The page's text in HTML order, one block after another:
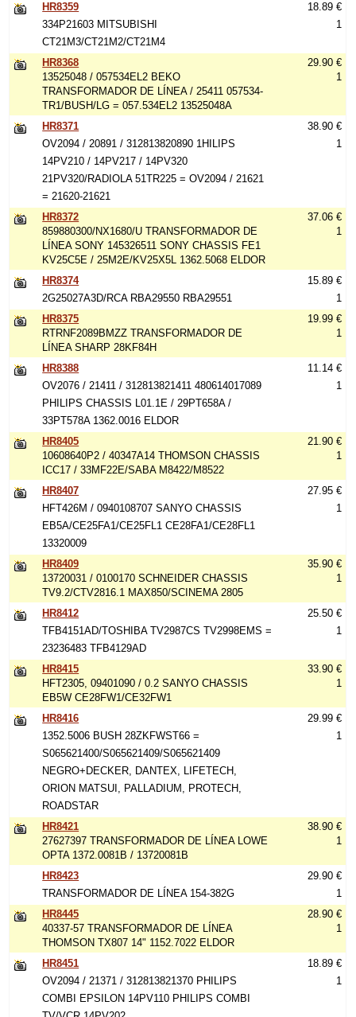
HR8359
334P21603 MITSUBISHI
CT21M3/CT21M2/CT21M4
18.89 €
1
HR8368
13525048 / 057534EL2 BEKO
TRANSFORMADOR DE LÍNEA / 25411 057534-
TR1/BUSH/LG = 057.534EL2 13525048A
29.90 €
1
HR8371
OV2094 / 20891 / 312813820890 1HILIPS
14PV210 / 14PV217 / 14PV320
21PV320/RADIOLA 51TR225 = OV2094 / 21621
= 21620-21621
38.90 €
1
HR8372
859880300/NX1680/U TRANSFORMADOR DE
LÍNEA SONY 145326511 SONY CHASSIS FE1
KV25C5E / 25M2E/KV25X5L 1362.5068 ELDOR
37.06 €
1
HR8374
2G25027A3D/RCA RBA29550 RBA29551
15.89 €
1
HR8375
RTRNF2089BMZZ TRANSFORMADOR DE
LÍNEA SHARP 28KF84H
19.99 €
1
HR8388
OV2076 / 21411 / 312813821411 480614017089
PHILIPS CHASSIS L01.1E / 29PT658A /
33PT578A 1362.0016 ELDOR
11.14 €
1
HR8405
10608640P2 / 40347A14 THOMSON CHASSIS
ICC17 / 33MF22E/SABA M8422/M8522
21.90 €
1
HR8407
HFT426M / 0940108707 SANYO CHASSIS
EB5A/CE25FA1/CE25FL1 CE28FA1/CE28FL1
13320009
27.95 €
1
HR8409
13720031 / 0100170 SCHNEIDER CHASSIS
TV9.2/CTV2816.1 MAX850/SCINEMA 2805
35.90 €
1
HR8412
TFB4151AD/TOSHIBA TV2987CS TV2998EMS =
23236483 TFB4129AD
25.50 €
1
HR8415
HFT2305, 09401090 / 0.2 SANYO CHASSIS
EB5W CE28FW1/CE32FW1
33.90 €
1
HR8416
1352.5006 BUSH 28ZKFWST66 =
S065621400/S065621409/S065621409
NEGRO+DECKER, DANTEX, LIFETECH,
ORION MATSUI, PALLADIUM, PROTECH,
ROADSTAR
29.99 €
1
HR8421
27627397 TRANSFORMADOR DE LÍNEA LOWE
OPTA 1372.0081B / 13720081B
38.90 €
1
HR8423
TRANSFORMADOR DE LÍNEA 154-382G
29.90 €
1
HR8445
40337-57 TRANSFORMADOR DE LÍNEA
THOMSON TX807 14" 1152.7022 ELDOR
28.90 €
1
HR8451
OV2094 / 21371 / 312813821370 PHILIPS
COMBI EPSILON 14PV110 PHILIPS COMBI
18.89 €
1